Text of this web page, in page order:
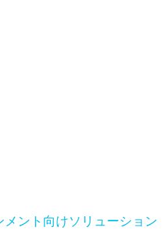
ント向けソリューション